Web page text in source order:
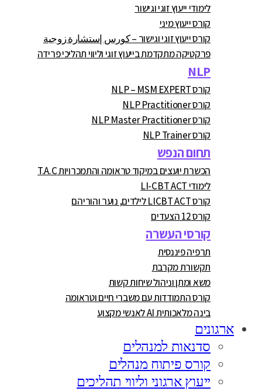
לימודי ייעוץ זוגי וגישור
קורס ייעוץ מיני
קורס ייעוץ זוגי וגישור – كورس إستشارة زوجية
פרקטיקה מתקדמת בייעוץ זוגי וליווי תהליכי פרידה
NLP
קורס NLP – MSM EXPERT
קורס NLP Practitioner
קורס NLP Master Practitioner
קורס NLP Trainer
תחום הנפש
הכשרת יועצים במיקוד טראומה והתמכרויות T.A.C
לימודי LI-CBT ACT
קורס LICBT ACT לילדים, נוער והוריהם
קורס 12 הצעדים
קורסי העשרה
תרפיה פיננסית
תקשורת מקרבת
משא ומתן וניהול שיחות קשות
קורס התמודדות עם משברי חיים וטראומה
בינה מלאכותית AI לאנשי מקצוע
ארגונים
סדנאות למנהלים
קורס פיתוח מנהלים
ייעוץ ארגוני וליווי תהליכים